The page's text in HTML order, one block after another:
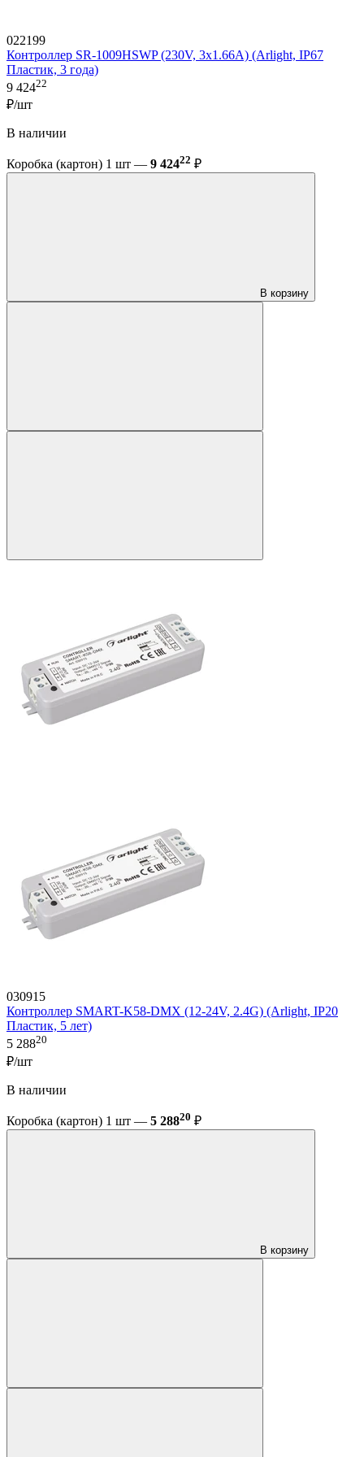
022199
Контроллер SR-1009HSWP (230V, 3x1.66A) (Arlight, IP67
Пластик, 3 года)
9 42422
₽/шт
В наличии
Коробка (картон) 1 шт — 9 42422 ₽
В корзину
030915
Контроллер SMART-K58-DMX (12-24V, 2.4G) (Arlight, IP20
Пластик, 5 лет)
5 28820
₽/шт
В наличии
Коробка (картон) 1 шт — 5 28820 ₽
В корзину